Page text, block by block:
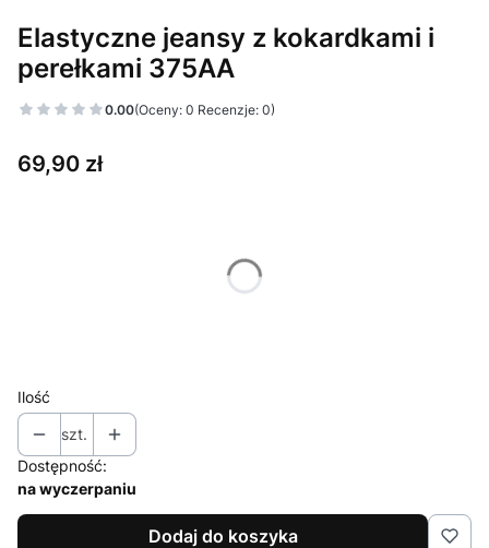
Elastyczne jeansy z kokardkami i
perełkami 375AA
0.00(Oceny: 0 Recenzje: 0)
Cena
69,90 zł
Poszczególne warianty mogą różnić się ceną
Ilość
szt.
Dostępność:
na wyczerpaniu
Dodaj do koszyka